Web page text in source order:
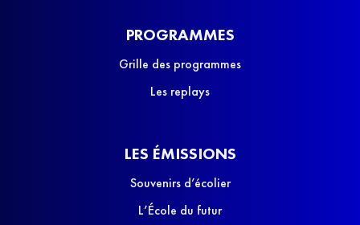
PROGRAMMES
Grille des programmes
Les replays
LES ÉMISSIONS
Souvenirs d’écolier
L’École du futur